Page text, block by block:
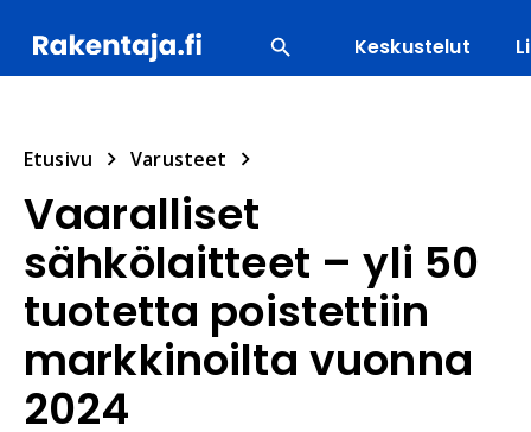
Keskustelut
Etusivu Varusteet
Vaaralliset
sähkölaitteet – yli 50
tuotetta poistettiin
markkinoilta vuonna
2024